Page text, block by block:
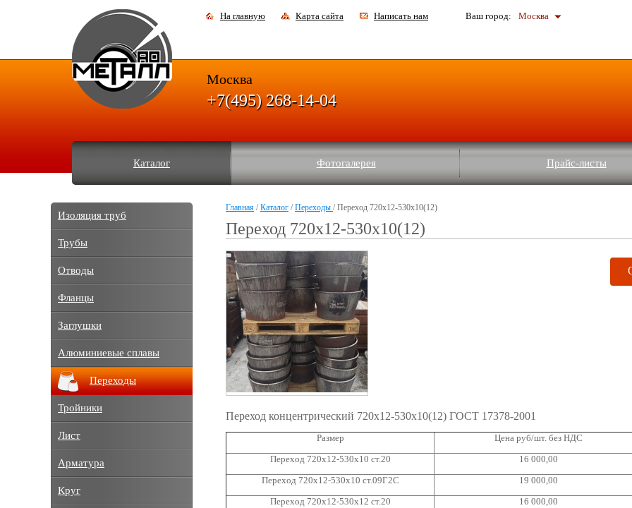
На главную Карта сайта Написать нам Ваш город: Москва
Каталог Фотогалерея Прайс-листы
Москва
+7(495) 268-14-04
Главная /Каталог /Переходы / Переход 720x12-530x10(12)
Переход 720x12-530x10(12)
Переход концентрический 720x12-530x10(12) ГОСТ 17378-2001
Размер
Цена руб/шт. без НДС
Переход 720x12-530x10 ст.20
16 000,00
Переход 720x12-530x10 ст.09Г2С
19 000,00
Переход 720x12-530x12 ст.20
16 000,00
Изоляция труб
Трубы
Отводы
Фланцы
Заглушки
Алюминиевые сплавы
Переходы
Тройники
Лист
Арматура
Круг